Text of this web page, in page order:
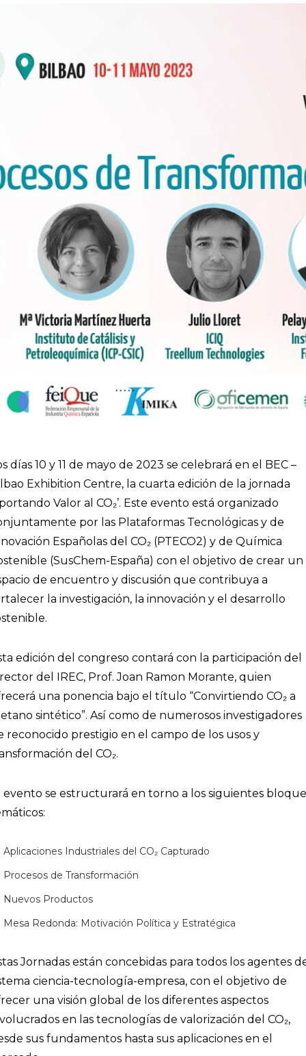
días 10 y 11 de mayo de 2023 se celebrará en el BEC –
Exhibition Centre, la cuarta edición de la jornada
Valor al CO₂’. Este evento está organizado
por las Plataformas Tecnológicas y de
Españolas del CO₂ (PTECO2) y de Química
(SusChem-España) con el objetivo de crear un
de encuentro y discusión que contribuya a
la investigación, la innovación y el desarrollo
edición del congreso contará con la participación del
del IREC, Prof. Joan Ramon Morante, quien
una ponencia bajo el título “Convirtiendo CO₂ a
sintético”. Así como de numerosos investigadores
reconocido prestigio en el campo de los usos y
del CO₂.
evento se estructurará en torno a los siguientes
Aplicaciones Industriales del CO₂ Capturado
Procesos de Transformación
Nuevos Productos
Mesa Redonda: Motivación Política y Estratégica
Jornadas están concebidas para todos los agentes
ciencia-tecnología-empresa, con el objetivo de
una visión global de los diferentes aspectos
en las tecnologías de valorización del CO₂,
sus fundamentos hasta sus aplicaciones en el